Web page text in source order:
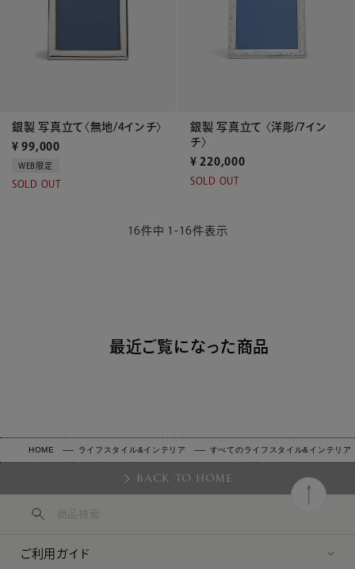
銀製 写真立て〈無地/4インチ〉
¥ 99,000
WEB限定
SOLD OUT
銀製 写真立て 〈洋彫/7イン
チ〉
¥ 220,000
SOLD OUT
16件中 1 -16件表示
最近ご覧になった商品
HOME ライフスタイル&インテリア すべてのライフスタイル&インテリア
BACK TO HOME
ご利用ガイド